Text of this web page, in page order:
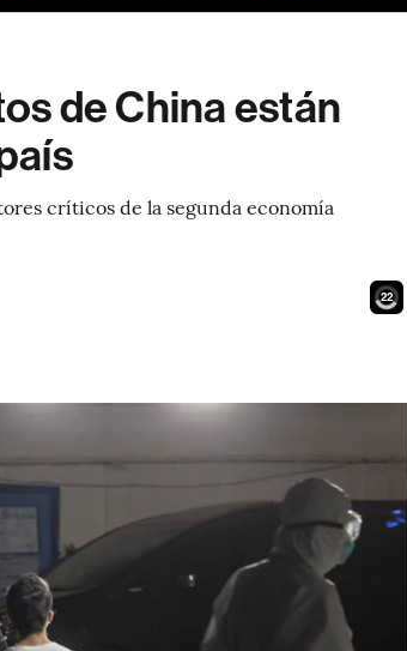
de China están
críticos de la segunda economía
21